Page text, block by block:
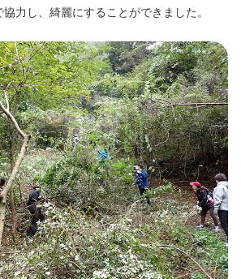
力し、綺麗にすることができました。